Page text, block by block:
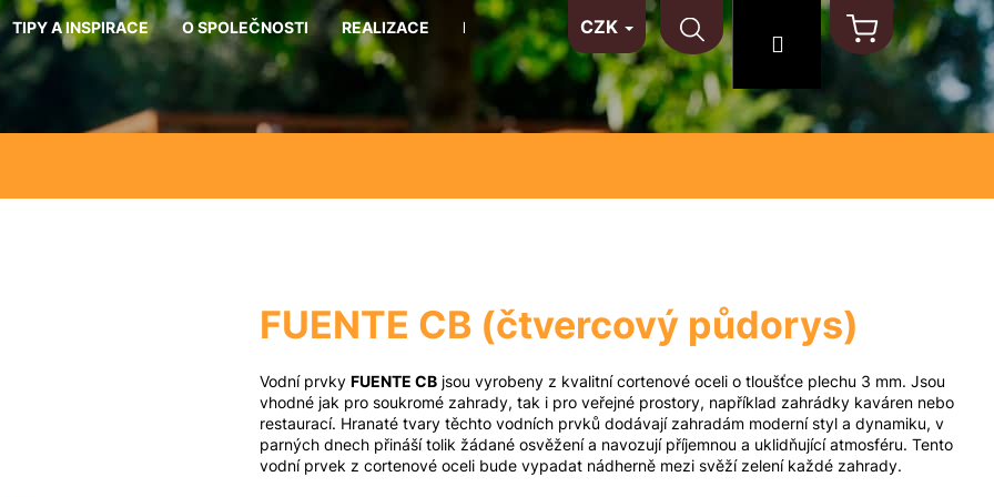
TIPY A INSPIRACE O SPOLEČNOSTI REALIZACE KONTAKT NA MÍRU MATERIÁLY
CZK
Hledat PřihlášeníNákupní
košík
FUENTE CB (čtvercový půdorys)
Vodní prvky FUENTE CB jsou vyrobeny z kvalitní cortenové oceli o tloušťce plechu 3 mm. Jsou
vhodné jak pro soukromé zahrady, tak i pro veřejné prostory, například zahrádky kaváren nebo
restaurací. Hranaté tvary těchto vodních prvků dodávají zahradám moderní styl a dynamiku, v
parných dnech přináší tolik žádané osvěžení a navozují příjemnou a uklidňující atmosféru. Tento
vodní prvek z cortenové oceli bude vypadat nádherně mezi svěží zelení každé zahrady.
Co potřebujete najít?
Hledat